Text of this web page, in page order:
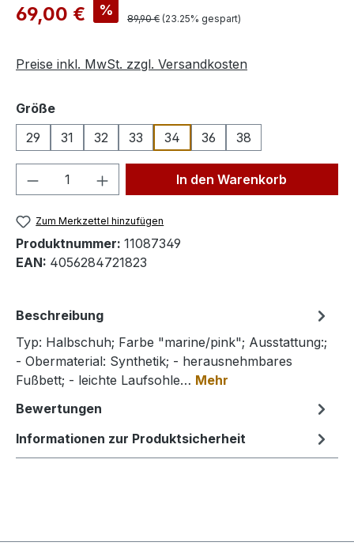
Verkaufspreis:
69,00 € % Regulärer Preis:
89,90 € (23.25% gespart)
Preise inkl. MwSt. zzgl. Versandkosten
Größeauswählen
29
31 32 33 34 36 38
Produkt Anzahl: Gib denIn den Warenkorb
Zum Merkzettel hinzufügen
Produktnummer: 11087349
EAN: 4056284721823
Beschreibung
Typ: Halbschuh; Farbe "marine/pink"; Ausstattung:;
- Obermaterial: Synthetik; - herausnehmbares
Fußbett; - leichte Laufsohle… Mehr
Bewertungen
Informationen zur Produktsicherheit